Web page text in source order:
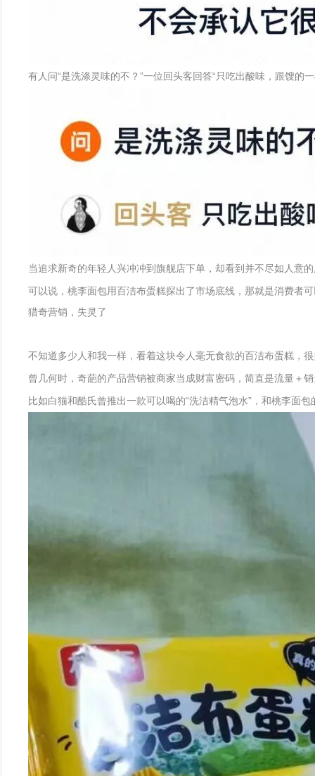
有人问“是洗涤灵味的不？”一位回头客回答“只吃出酸味，跟馊的
当追求新奇的年轻人兴冲冲到旗舰店下单，却看到并不尽如人意
可以说，桃李面包用百洁布蛋糕探出了市场底线，那就是消费者
猎奇营销，失灵了
不知道多少人和我一样，看着这块令人毫无食欲的百洁布蛋糕，
曾几何时，奇葩的产品营销被商家当成财富密码，简直是流量＋
比如白猫和酷氏曾推出一款可以喝的“洗洁精气泡水”，和桃李面